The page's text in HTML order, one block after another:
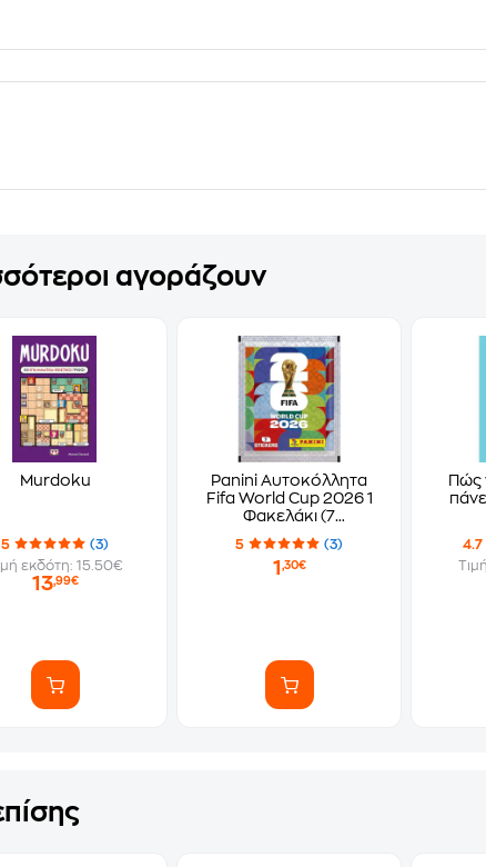
αγοράζουν
Murdoku
5
(3)
εκδότη: 15.50€
13,99€
Panini Αυτοκόλλητα
Fifa World Cup 2026 1
Φακελάκι (7
Αυτοκόλλητα)
5 (3)
1 ,30€
Πώς
4.7